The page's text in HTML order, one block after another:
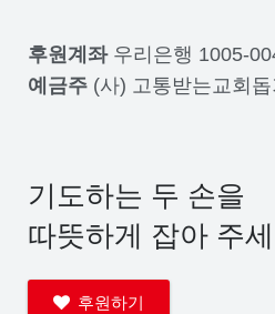
후원계좌우리은행 1005-
예금주 (사) 고통받는교회
기도하는 두 손을
따뜻하게 잡아 주
후원하기